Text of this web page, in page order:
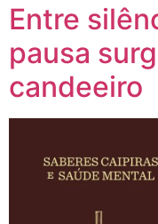
Entre
pausa
candeeiro